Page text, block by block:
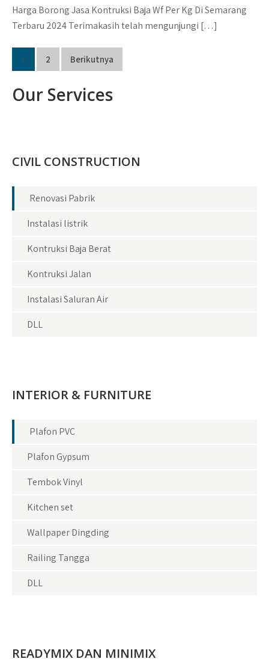
Harga Borong Jasa Kontruksi Baja Wf Per Kg Di Semarang
Terbaru 2024 Terimakasih telah mengunjungi […]
Paginasi
pos
1 2 Berikutnya
Our Services
CIVIL CONSTRUCTION
Renovasi Pabrik
Instalasi listrik
Kontruksi Baja Berat
Kontruksi Jalan
Instalasi Saluran Air
DLL
INTERIOR & FURNITURE
Plafon PVC
Plafon Gypsum
Tembok Vinyl
Kitchen set
Wallpaper Dingding
Railing Tangga
DLL
READYMIX DAN MINIMIX